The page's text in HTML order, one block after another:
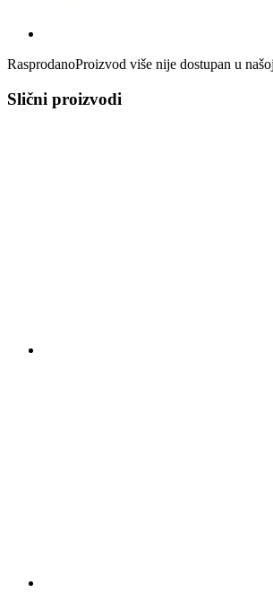
RasprodanoProizvod više nije dostupan u
Slični proizvodi